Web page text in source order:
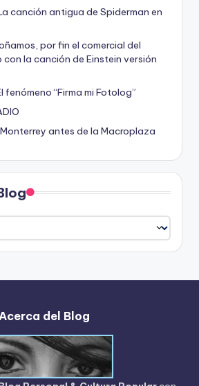
canción antigua de Spiderman en
por fin el comercial del
con la canción de Einstein versión
fenómeno “Firma mi Fotolog”
Monterrey antes de la Macroplaza
del Blog